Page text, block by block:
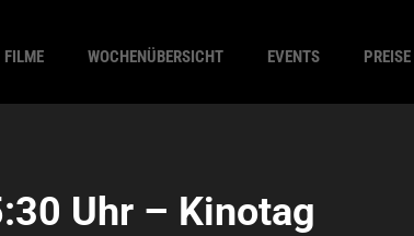
FILME WOCHENÜBERSICHT EVENTS PREISE
Uhr – Kinotag